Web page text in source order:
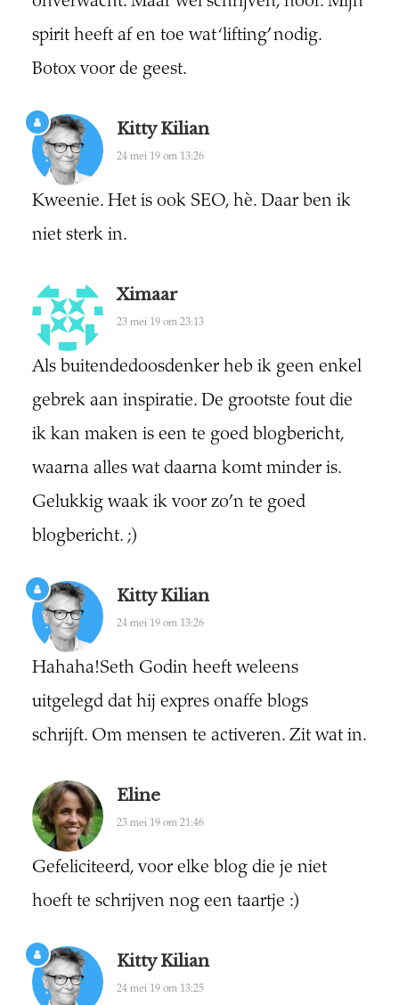
spirit heeft af en toe wat ‘lifting’ nodig.
Botox voor de geest.
Kitty Kilian
24 mei 19 om 13:26
Kweenie. Het is ook SEO, hè. Daar ben ik
niet sterk in.
Ximaar
23 mei 19 om 23:13
Als buitendedoosdenker heb ik geen enkel
gebrek aan inspiratie. De grootste fout die
ik kan maken is een te goed blogbericht,
waarna alles wat daarna komt minder is.
Gelukkig waak ik voor zo’n te goed
blogbericht. ;)
Kitty Kilian
24 mei 19 om 13:26
Hahaha!Seth Godin heeft weleens
uitgelegd dat hij expres onaffe blogs
schrijft. Om mensen te activeren. Zit wat in.
Eline
23 mei 19 om 21:46
Gefeliciteerd, voor elke blog die je niet
hoeft te schrijven nog een taartje :)
Kitty Kilian
24 mei 19 om 13:25